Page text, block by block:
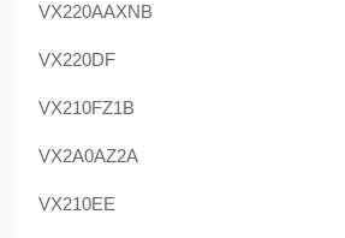
VX220AAXNB
VX220DF
VX210FZ1B
VX2A0AZ2A
VX210EE